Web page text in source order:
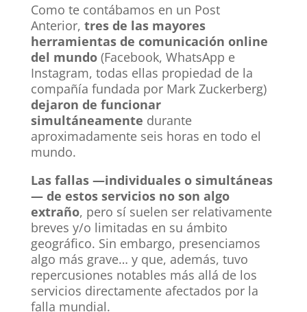
Como te contábamos en un Post
Anterior, tres de las mayores
herramientas de comunicación online
del mundo (Facebook, WhatsApp e
Instagram, todas ellas propiedad de la
compañía fundada por Mark Zuckerberg)
dejaron de funcionar
simultáneamente durante
aproximadamente seis horas en todo el
mundo.
Las fallas —individuales o simultáneas
— de estos servicios no son algo
extraño, pero sí suelen ser relativamente
breves y/o limitadas en su ámbito
geográfico. Sin embargo, presenciamos
algo más grave… y que, además, tuvo
repercusiones notables más allá de los
servicios directamente afectados por la
falla mundial.